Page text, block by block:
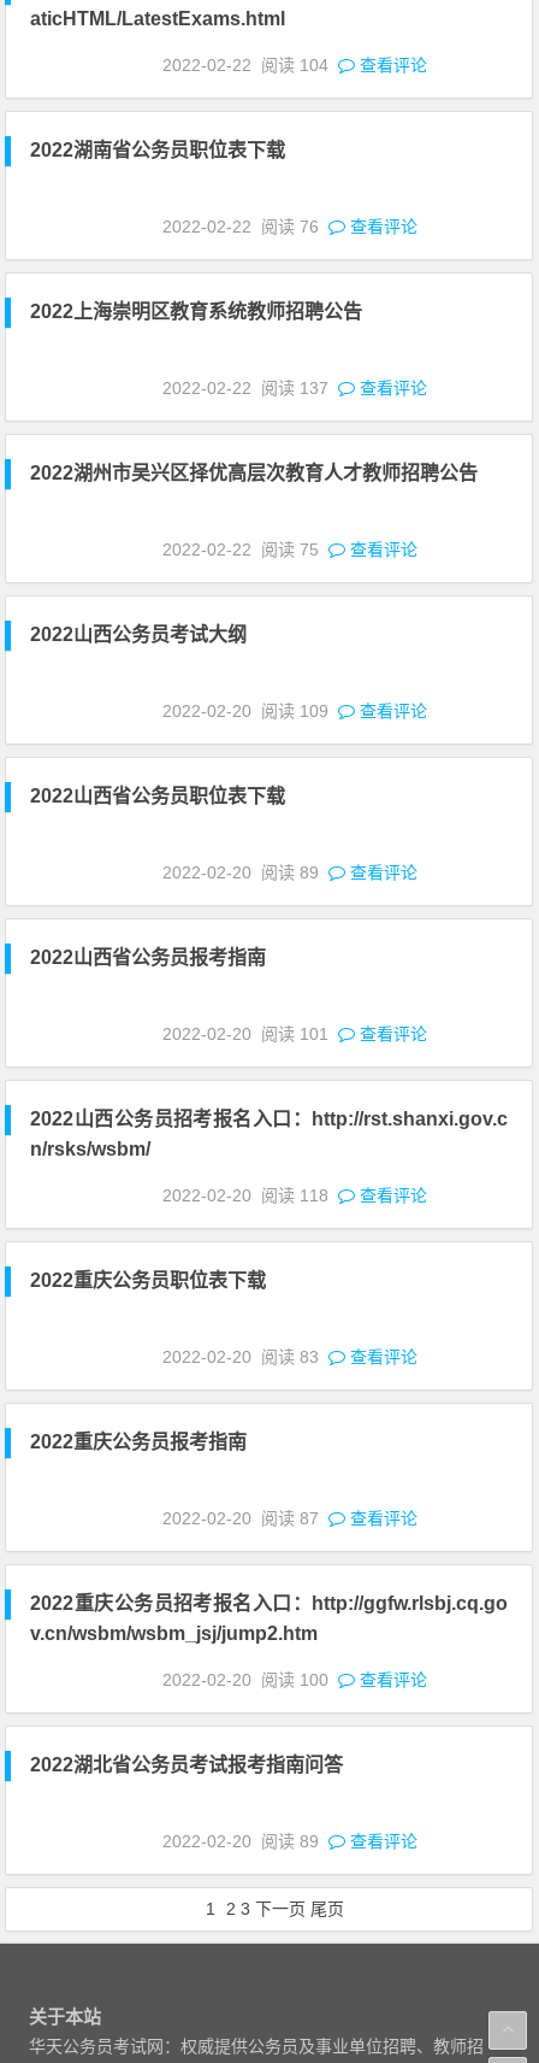
aticHTML/LatestExams.html
2022-02-22 阅读 104 查看评论
2022湖南省公务员职位表下载
2022-02-22 阅读76 查看评论
2022上海崇明区教育系统教师招聘公告
2022-02-22 阅读 137 查看评论
2022湖州市吴兴区择优高层次教育人才教师招聘公告
2022-02-22 阅读75 查看评论
2022山西公务员考试大纲
2022-02-20 阅读 109 查看评论
2022山西省公务员职位表下载
2022-02-20 阅读89 查看评论
2022山西省公务员报考指南
2022-02-20 阅读 101 查看评论
2022山西公务员招考报名入口：http://rst.shanxi.gov.c
n/rsks/wsbm/
2022-02-20 阅读 118 查看评论
2022重庆公务员职位表下载
2022-02-20 阅读83 查看评论
2022重庆公务员报考指南
2022-02-20 阅读87 查看评论
2022重庆公务员招考报名入口：http://ggfw.rlsbj.cq.go
v.cn/wsbm/wsbm_jsj/jump2.htm
2022-02-20 阅读 100 查看评论
2022湖北省公务员考试报考指南问答
2022-02-20 阅读89 查看评论
1 2 3 下一页 尾页
关于本站
华天公务员考试网：权威提供公务员及事业单位招聘、教师招